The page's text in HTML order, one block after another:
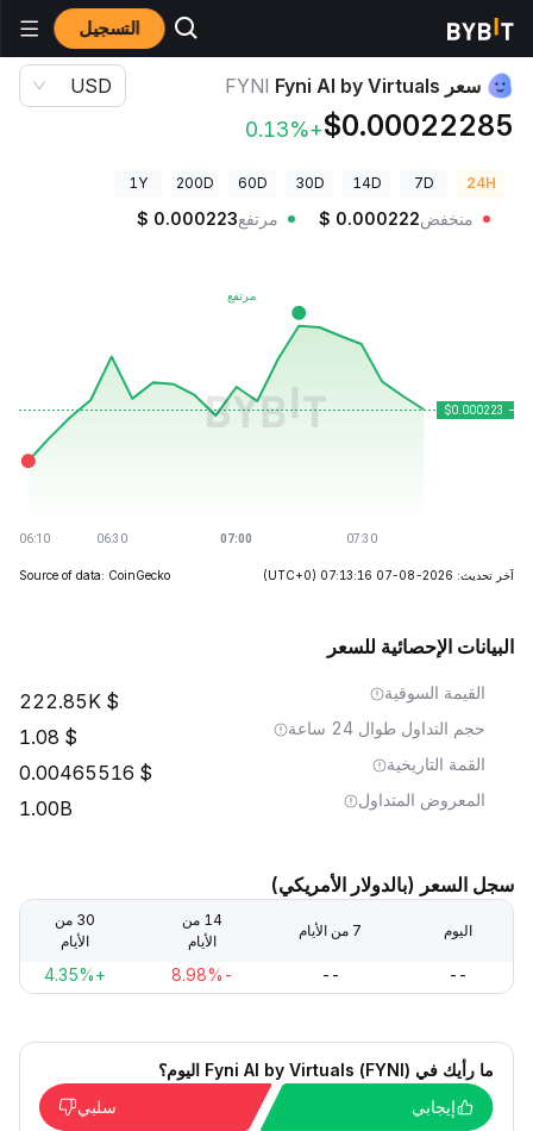
التسجيل أسعار العملات الرقمية
سعر Fyni AI by Virtuals FYNI
$0.00022285
+0.13%
USD
24H
7D
14D
30D
60D
200D
1Y
منخفض $ 0.000222 مرتفع $ 0.000223
آخر تحديث: 2026-08-07 07:13:16 (UTC+0)
Source of data: CoinGecko
البيانات الإحصائية للسعر
القيمة السوقية 222.85K
حجم التداول طوال 24 ساعة 1.08
القمة التاريخية 0.00465516
المعروض المتداول 1.00B
سجل السعر (بالدولار الأمريكي)
اليوم 7 من الأيام
14 من
الأيام
30 من
الأيام
--
--
-8.98%
+4.35%
ما رأيك في Fyni AI by Virtuals (FYNI) اليوم؟
إيجابي
سلبي